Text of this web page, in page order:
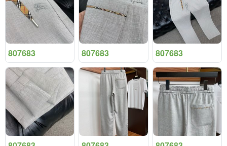
807683 807683 807683